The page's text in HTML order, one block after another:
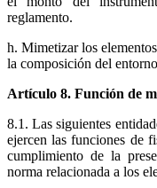
reglamento.
h. Mimetizar los
la composición del
Artículo 8. Función de
8.1. Las siguientes
ejercen las funciones de
cumplimiento de la
norma relacionada a los